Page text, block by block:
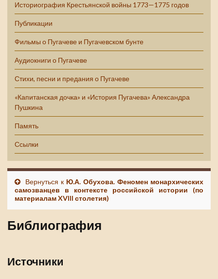
Историография Крестьянской войны 1773—1775 годов
Публикации
Фильмы о Пугачеве и Пугачевском бунте
Аудиокниги о Пугачеве
Стихи, песни и предания о Пугачеве
«Капитанская дочка» и «История Пугачева» Александра
Пушкина
Память
Ссылки
Вернуться к Ю.А. Обухова. Феномен монархических
самозванцев в контексте российской истории (по
материалам XVIII столетия)
Библиография
Источники